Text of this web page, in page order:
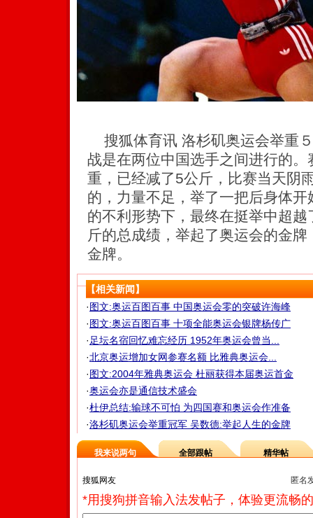
搜狐体育讯 洛杉矶奥运会举重
战是在两位中国选手之间进行的
重，已经减了5公斤，比赛当天阴
的，力量不足，举了一把后身体
的不利形势下，最终在挺举中超
斤的总成绩，举起了奥运会的金
金牌。
【相关新闻】
·图文:奥运百图百事 中国奥运会零的突破许海峰
·图文:奥运百图百事 十项全能奥运会银牌杨传广
· 足坛名宿回忆难忘经历 1952年奥运会曾当...
·北京奥运增加女网参赛名额 比雅典奥运会...
·图文:2004年雅典奥运会 杜丽获得本届奥运首金
·奥运会亦是通信技术盛会
·杜伊总结:输球不可怕 为四国赛和奥运会作准备
·洛杉矶奥运会举重冠军 吴数德:举起人生的金牌
我来说两句 全部跟帖 精华帖
匿名
*用搜狗拼音输入法发帖子，体验更流畅